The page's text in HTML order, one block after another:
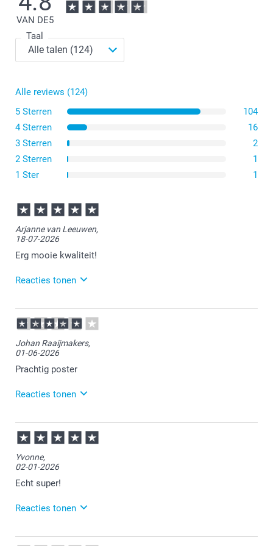
fotoposters?
VAN DE5
Taal
Alle reviews (124)
5 Sterren
104
4 Sterren
16
3 Sterren
2
2 Sterren
1
1 Ster
1
Arjanne van Leeuwen,
18-07-2026
Erg mooie kwaliteit!
Reacties tonen
20-07-2026
14:45
Bedankt voor je review. Fijn om te horen dat je blij
bent met je poster. Heel veel plezier ervan!
Johan Raaijmakers,
01-06-2026
Prachtig poster
Reacties tonen
01-06-2026
13:17
Veel plezier van de poster!
Yvonne,
02-01-2026
Echt super!
Reacties tonen
05-01-2026